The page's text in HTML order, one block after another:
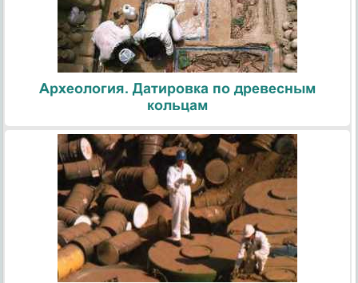
Археология. Датировка по древесным
кольцам